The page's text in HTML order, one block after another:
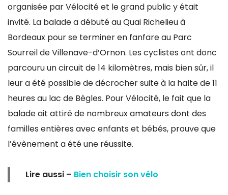
organisée par Vélocité et le grand public y était
invité. La balade a débuté au Quai Richelieu à
Bordeaux pour se terminer en fanfare au Parc
Sourreil de Villenave-d’Ornon. Les cyclistes ont donc
parcouru un circuit de 14 kilomètres, mais bien sûr, il
leur a été possible de décrocher suite à la halte de 11
heures au lac de Bègles. Pour Vélocité, le fait que la
balade ait attiré de nombreux amateurs dont des
familles entières avec enfants et bébés, prouve que
l’évènement a été une réussite.
Lire aussi – Bien choisir son vélo